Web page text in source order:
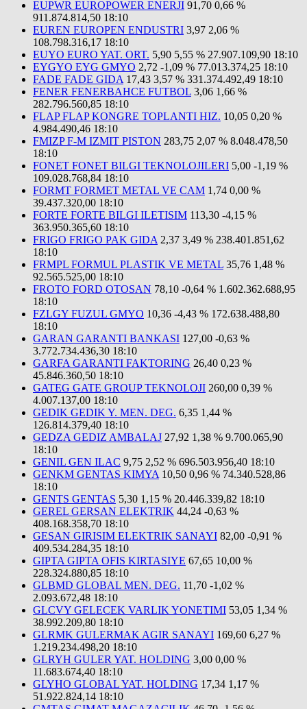
EUPWR EUROPOWER ENERJI 91,70 0,66 %
911.874.814,50 18:10
EUREN EUROPEN ENDUSTRI 3,97 2,06 %
108.798.316,17 18:10
EUYO EURO YAT. ORT. 5,90 5,55 % 27.907.109,90 18:10
EYGYO EYG GMYO 2,72 -1,09 % 77.013.374,25 18:10
FADE FADE GIDA 17,43 3,57 % 331.374.492,49 18:10
FENER FENERBAHCE FUTBOL 3,06 1,66 %
282.796.560,85 18:10
FLAP FLAP KONGRE TOPLANTI HIZ. 10,05 0,20 %
4.984.490,46 18:10
FMIZP F-M IZMIT PISTON 283,75 2,07 % 8.048.478,50
18:10
FONET FONET BILGI TEKNOLOJILERI 5,00 -1,19 %
109.028.768,84 18:10
FORMT FORMET METAL VE CAM 1,74 0,00 %
39.437.320,00 18:10
FORTE FORTE BILGI ILETISIM 113,30 -4,15 %
363.950.365,60 18:10
FRIGO FRIGO PAK GIDA 2,37 3,49 % 238.401.851,62
18:10
FRMPL FORMUL PLASTIK VE METAL 35,76 1,48 %
92.565.525,00 18:10
FROTO FORD OTOSAN 78,10 -0,64 % 1.602.362.688,95
18:10
FZLGY FUZUL GMYO 10,36 -4,43 % 172.638.488,80
18:10
GARAN GARANTI BANKASI 127,00 -0,63 %
3.772.734.436,30 18:10
GARFA GARANTI FAKTORING 26,40 0,23 %
45.846.360,50 18:10
GATEG GATE GROUP TEKNOLOJI 260,00 0,39 %
4.007.137,00 18:10
GEDIK GEDIK Y. MEN. DEG. 6,35 1,44 %
126.814.379,40 18:10
GEDZA GEDIZ AMBALAJ 27,92 1,38 % 9.700.065,90
18:10
GENIL GEN ILAC 9,75 2,52 % 696.503.956,40 18:10
GENKM GENTAS KIMYA 10,50 0,96 % 74.340.528,86
18:10
GENTS GENTAS 5,30 1,15 % 20.446.339,82 18:10
GEREL GERSAN ELEKTRIK 44,24 -0,63 %
408.168.358,70 18:10
GESAN GIRISIM ELEKTRIK SANAYI 82,00 -0,91 %
409.534.284,35 18:10
GIPTA GIPTA OFIS KIRTASIYE 67,65 10,00 %
228.324.880,85 18:10
GLBMD GLOBAL MEN. DEG. 11,70 -1,02 %
2.093.672,48 18:10
GLCVY GELECEK VARLIK YONETIMI 53,05 1,34 %
38.992.209,80 18:10
GLRMK GULERMAK AGIR SANAYI 169,60 6,27 %
1.219.234.498,20 18:10
GLRYH GULER YAT. HOLDING 3,00 0,00 %
11.683.674,40 18:10
GLYHO GLOBAL YAT. HOLDING 17,34 1,17 %
51.922.824,14 18:10